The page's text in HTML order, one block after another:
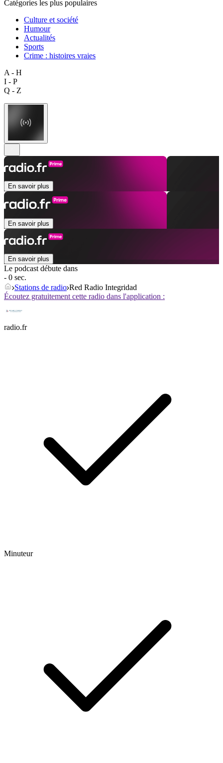
Catégories les plus populaires
Culture et société
Humour
Actualités
Sports
Crime : histoires vraies
A - H
I - P
Q - Z
En savoir plus
En savoir plus
En savoir plus
Le podcast débute dans
- 0 sec.
Stations de radio Red Radio Integridad
Écoutez gratuitement cette radio dans l'application :
radio.fr
Minuteur